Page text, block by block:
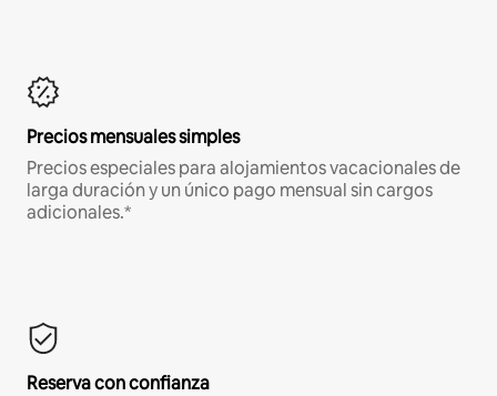
Precios mensuales simples
Precios especiales para alojamientos vacacionales de
larga duración y un único pago mensual sin cargos
adicionales.*
Reserva con confianza